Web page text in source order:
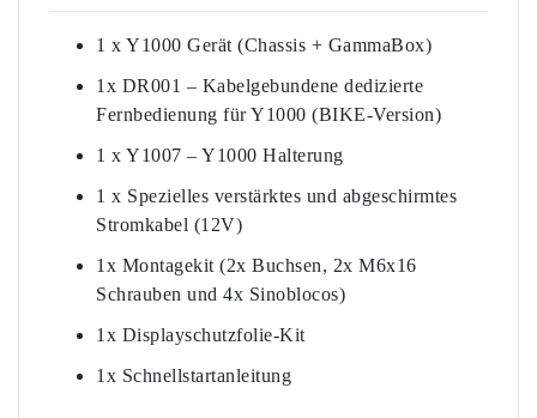
1 x Y1000 Gerät (Chassis + GammaBox)
1x DR001 – Kabelgebundene dedizierte
Fernbedienung für Y1000 (BIKE-Version)
1 x Y1007 – Y1000 Halterung
1 x Spezielles verstärktes und abgeschirmtes
Stromkabel (12V)
1x Montagekit (2x Buchsen, 2x M6x16
Schrauben und 4x Sinoblocos)
1x Displayschutzfolie-Kit
1x Schnellstartanleitung